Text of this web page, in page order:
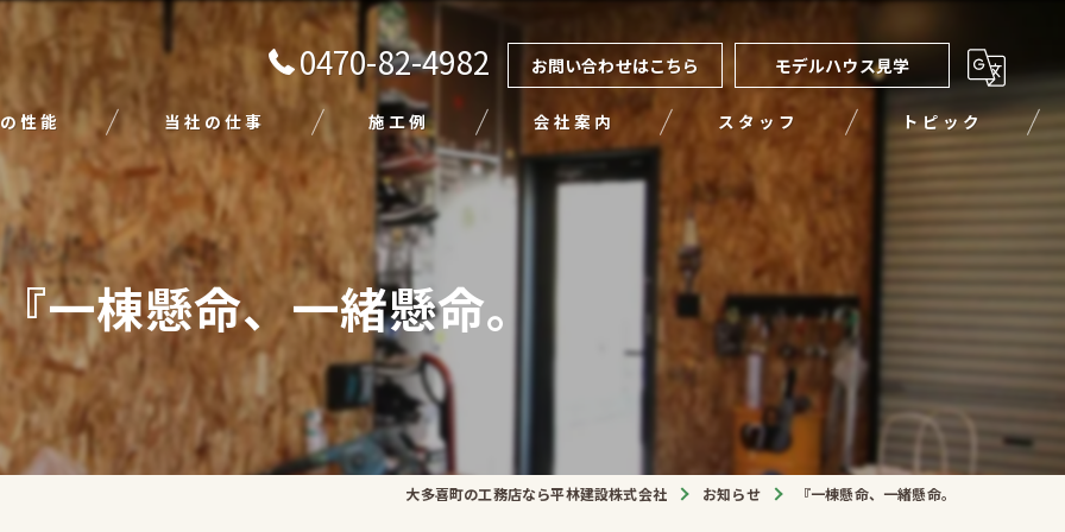
0470-82-4982 お問い合わせはこちら モデルハウス見学
性能 当社の仕事
リフォーム
エクステリア
外壁塗装
平屋
施工例 会社案内 スタッフ トピック
一棟懸命、一緒懸命。
大多喜町の工務店なら平林建設株式会社 お知らせ 『一棟懸命、一緒懸命。